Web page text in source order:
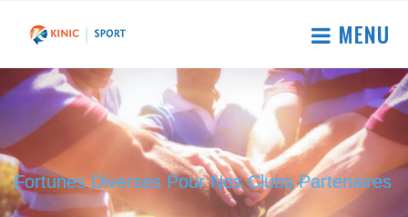
MENU
Fortunes Diverses Pour Nos Clubs Partenaires